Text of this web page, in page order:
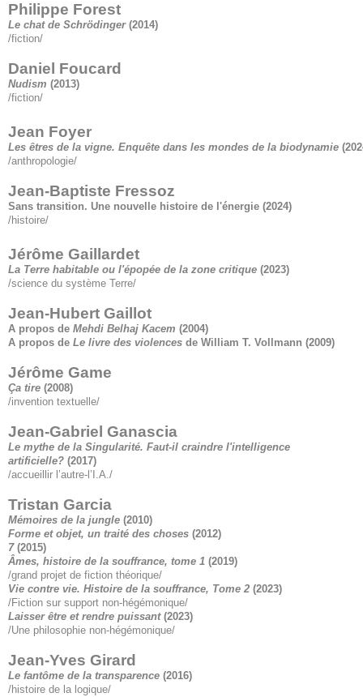
Philippe Forest
Le chat de Schrödinger (2014)
/fiction/
Daniel Foucard
Nudism (2013)
/fiction/
Jean Foyer
Les êtres de la vigne. Enquête dans les mondes de la biodynamie
/anthropologie/
Jean-Baptiste Fressoz
Sans transition. Une nouvelle histoire de l'énergie (2024)
/histoire/
Jérôme Gaillardet
La Terre habitable ou l'épopée de la zone critique (2023)
/science du système Terre/
Jean-Hubert Gaillot
A propos de Mehdi Belhaj Kacem (2004)
A propos de Le livre des violences de William T. Vollmann (2009)
Jérôme Game
Ça tire (2008)
/invention textuelle/
Jean-Gabriel Ganascia
Le mythe de la Singularité. Faut-il craindre l'intelligence
artificielle? (2017)
/accueillir l’autre-l’I.A./
Tristan Garcia
Mémoires de la jungle (2010)
Forme et objet, un traité des choses (2012)
7 (2015)
Âmes, histoire de la souffrance, tome 1 (2019)
/grand projet de fiction théorique/
Vie contre vie. Histoire de la souffrance, Tome 2 (2023)
/Fiction sur support non-hégémonique/
Laisser être et rendre puissant (2023)
/Une philosophie non-hégémonique/
Jean-Yves Girard
Le fantôme de la transparence (2016)
/histoire de la logique/